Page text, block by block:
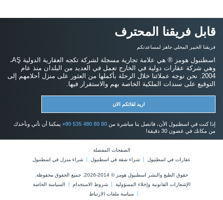
قابل فريقنا المحترف
فريقنا الخبير المحلي جاهز لمساعدتكم
اسطنبول هومز ® هي علامة تجارية مسجلة لشركة تكجه العقارية الدولية AŞ،
وهي شركة عقارات دولية في الخارج تعمل في العديد من البلدان منذ عام
2004. نحن نوجه عملائنا خلال الرحلة بأكملها من العثور على منزل أحلامهم إلى
التوقيع على سندات الملكية الخاصة بهم والاستقرار فيها.
اريد لقائكم الان
إذا كنت في اسطنبول الآن، فاتصل بنا مباشرة من +90 535 480 80 80 يمكننا أن نأتي ونأخذك
من مكانك في غضون 30 دقيقة!
الصفحات المفضلة
عقارات في اسطنبول
شراء شقة في اسطنبول شراء منزل في اسطنبول
حقوق الطبع والنشر اسطنبول هومز © 2014-2026. جميع الحقوق محفوظة.
الإشعارات القانونية وإخلاء المسؤولية
شروط الاستخدام
السياسة الخاصة
سياسة ملفات الارتباط